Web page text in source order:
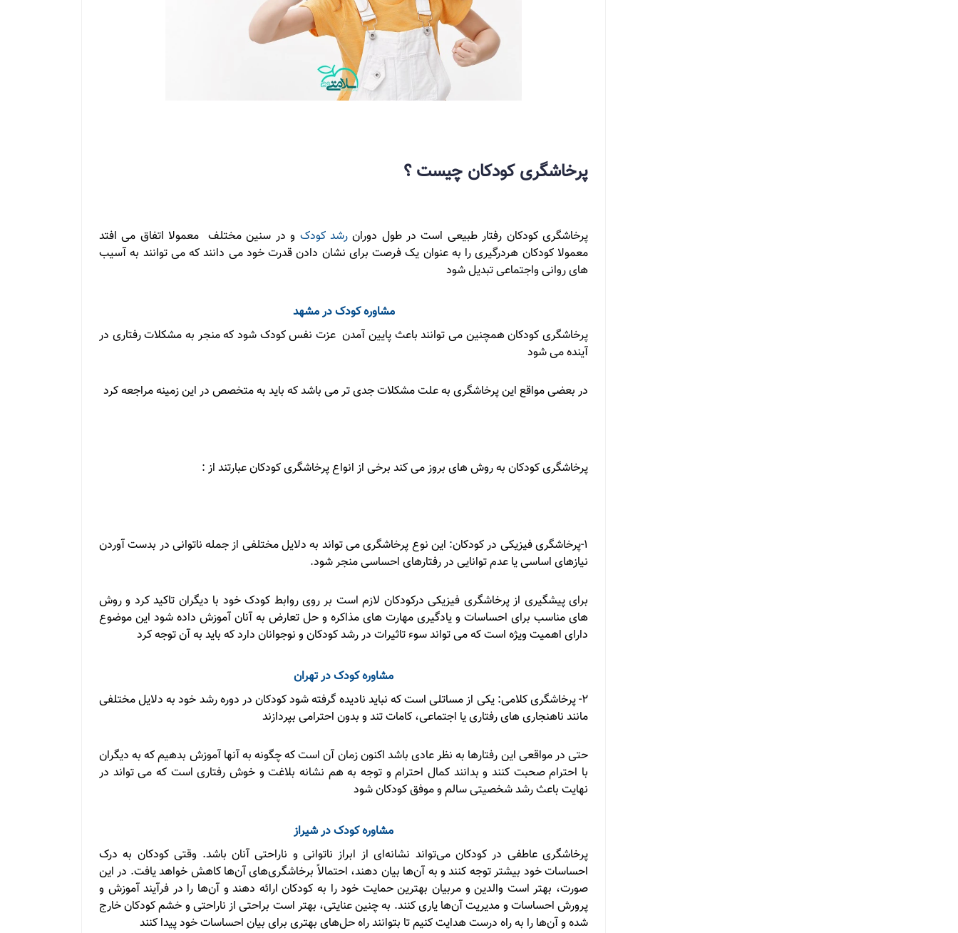
پرخاشگری کودکان چیست ؟
پرخاشگری کودکان رفتار طبیعی است در طول دورانرشد کودک و در سنین مختلف معمولا اتفاق می افتد
معمولا کودکان هردرگیری را به عنوان یک فرصت برای نشان دادن قدرت خود می دانند که می توانند به آسیب
های روانی واجتماعی تبدیل شود
مشاوره کودک در مشهد
پرخاشگری کودکان همچنین می توانند باعث پایین آمدن عزت نفس کودک شود که منجر به مشکلات رفتاری در
آینده می شود
در بعضی مواقع این پرخاشگری به علت مشکلات جدی تر می باشد که باید به متخصص در این زمینه مراجعه کرد
پرخاشگری کودکان به روش های بروز می کند برخی از انواع پرخاشگری کودکان عبارتند از :
1-پرخاشگری فیزیکی در کودکان: این نوع پرخاشگری می تواند به دلایل مختلفی از جمله ناتوانی در بدست آوردن
نیازهای اساسی یا عدم توانایی در رفتارهای احساسی منجر شود.
برای پیشگیری از پرخاشگری فیزیکی درکودکان لازم است بر روی روابط کودک خود با دیگران تاکید کرد و روش
های مناسب برای احساسات و یادگیری مهارت های مذاکره و حل تعارض به آنان آموزش داده شود این موضوع
دارای اهمیت ویژه است که می تواند سوء تاثیرات در رشد کودکان و نوجوانان دارد که باید به آن توجه کرد
مشاوره کودک در تهران
2- پرخاشگری کلامی: یکی از مساتلی است که نباید نادیده گرفته شود کودکان در دوره رشد خود به دلایل مختلفی
مانند ناهنجاری های رفتاری یا اجتماعی، کامات تند و بدون احترامی بپردازند
حتی در مواقعی این رفتارها به نظر عادی باشد اکنون زمان آن است که چگونه به آنها آموزش بدهیم که به دیگران
با احترام صحبت کنند و بدانند کمال احترام و توجه به هم نشانه بلاغت و خوش رفتاری است که می تواند در
نهایت باعث رشد شخصیتی سالم و موفق کودکان شود
مشاوره کودک در شیراز
پرخاشگری عاطفی در کودکان می‌تواند نشانه‌ای از ابراز ناتوانی و ناراحتی آنان باشد. وقتی کودکان به درک
احساسات خود بیشتر توجه کنند و به آن‌ها بیان دهند، احتمالاً برخاشگری‌های آن‌ها کاهش خواهد یافت. در این
صورت، بهتر است والدین و مربیان بهترین حمایت خود را به کودکان ارائه دهند و آن‌ها را در فرآیند آموزش و
پرورش احساسات و مدیریت آن‌ها یاری کنند. به چنین عنایتی، بهتر است براحتی از ناراحتی و خشم کودکان خارج
شده و آن‌ها را به راه درست هدایت کنیم تا بتوانند راه حل‌های بهتری برای بیان احساسات خود پیدا کنند